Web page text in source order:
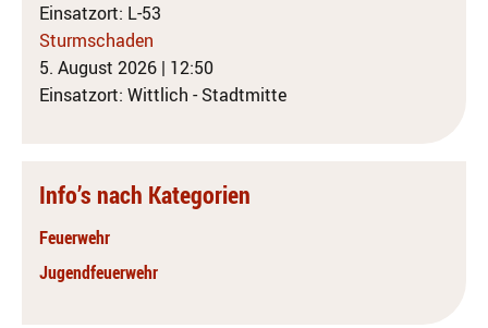
Einsatzort: L-53
Sturmschaden
5. August 2026 | 12:50
Einsatzort: Wittlich - Stadtmitte
Info’s nach Kategorien
Feuerwehr
Jugendfeuerwehr